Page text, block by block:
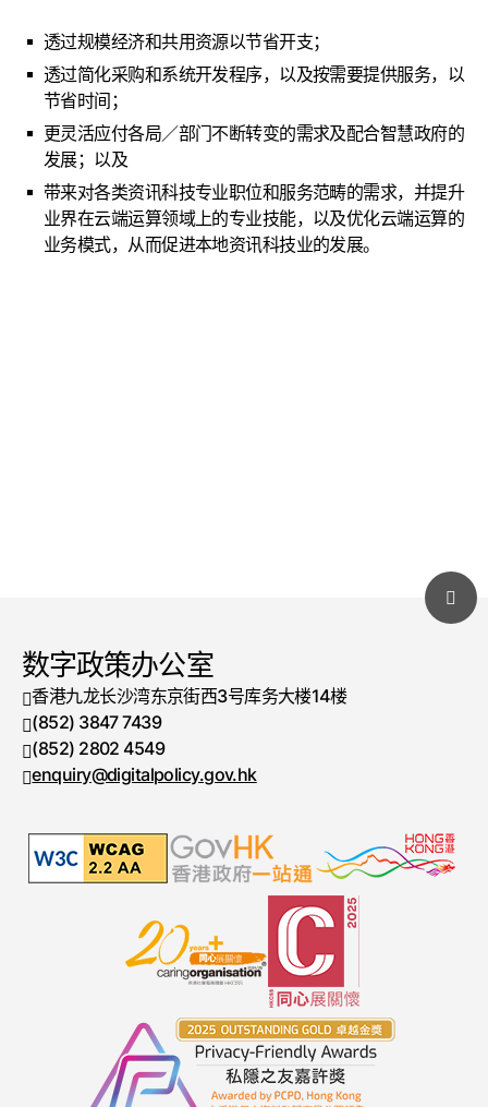
透过规模经济和共用资源以节省开支；
透过简化采购和系统开发程序，以及按需要提供服务，以
节省时间；
更灵活应付各局／部门不断转变的需求及配合智慧政府的
发展；以及
带来对各类资讯科技专业职位和服务范畴的需求，并提升
业界在云端运算领域上的专业技能，以及优化云端运算的
业务模式，从而促进本地资讯科技业的发展。
数字政策办公室
香港九龙长沙湾东京街西3号库务大楼14楼
电话号码
(852) 3847 7439
传真号码
(852) 2802 4549
enquiry@digitalpolicy.gov.hk